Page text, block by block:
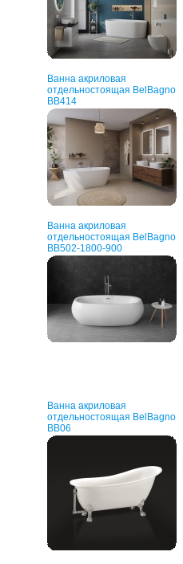
Ванна акриловая
отдельностоящая BelBagno
ВВ414
Ванна акриловая
отдельностоящая BelBagno
BB502-1800-900
Ванна акриловая
отдельностоящая BelBagno
BB06